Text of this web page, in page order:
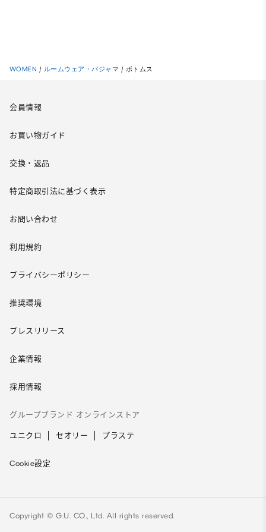
WOMEN / ルームウェア・パジャマ / ボトムス
会員情報
お買い物ガイド
交換・返品
特定商取引法に基づく表示
お問い合わせ
利用規約
プライバシーポリシー
推奨環境
プレスリリース
企業情報
採用情報
グループブランド オンラインストア
ユニクロ セオリー プラステ
Cookie設定
Copyright © G.U. CO., Ltd. All rights reserved.